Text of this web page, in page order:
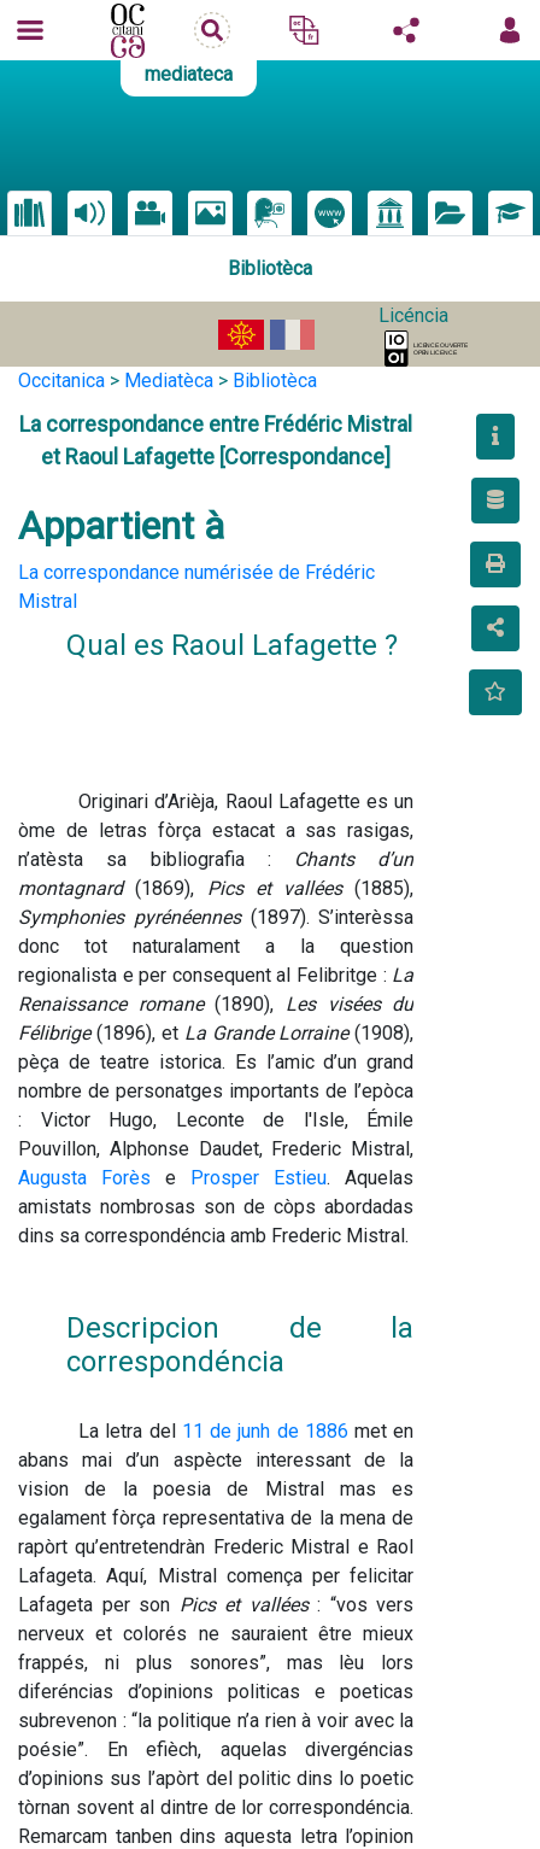
mediateca
Bibliotèca
Licéncia
Occitanica > Mediatèca > Bibliotèca
La correspondance entre Frédéric Mistral
et Raoul Lafagette [Correspondance]
Appartient à
La correspondance numérisée de Frédéric
Mistral
Qual es Raoul Lafagette ?
Originari d’Arièja, Raoul Lafagette es un
òme de letras fòrça estacat a sas rasigas,
n’atèsta sa bibliografia :
Chants d’un
montagnard (1869), Pics et vallées
Symphonies pyrénéennes (1897). S’interèssa
donc tot naturalament a la question
regionalista e per consequent al Felibritge : La
Renaissance romane (1890), Les visées du
Félibrige (1896), et La Grande Lorraine (1908),
pèça de teatre istorica. Es l’amic d’un grand
nombre de personatges importants de l’epòca
: Victor Hugo, Leconte de l'Isle, Émile
Augusta Forès e Prosper Estieu. Aquelas
amistats nombrosas son de còps abordadas
dins sa correspondéncia amb Frederic Mistral.
Descripcion de la
correspondéncia
La letra del 11 de junh de 1886 met en
abans mai d’un aspècte interessant de la
vision de la poesia de Mistral mas es
egalament fòrça representativa de la mena de
rapòrt qu’entretendràn Frederic Mistral e Raol
Lafageta. Aquí, Mistral comença per felicitar
Lafageta per son Pics et vallées : “vos vers
nerveux et colorés ne sauraient être mieux
frappés, ni plus sonores”, mas lèu lors
diferéncias d’opinions politicas e poeticas
subrevenon : “la politique n’a rien à voir avec la
poésie”. En efièch, aquelas divergéncias
d’opinions sus l’apòrt del politic dins lo poetic
tòrnan sovent al dintre de lor correspondéncia.
Remarcam tanben dins aquesta letra l’opinion